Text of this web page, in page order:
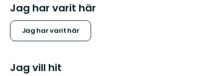
Jag har varit här
Jag har varit här
Jag vill hit